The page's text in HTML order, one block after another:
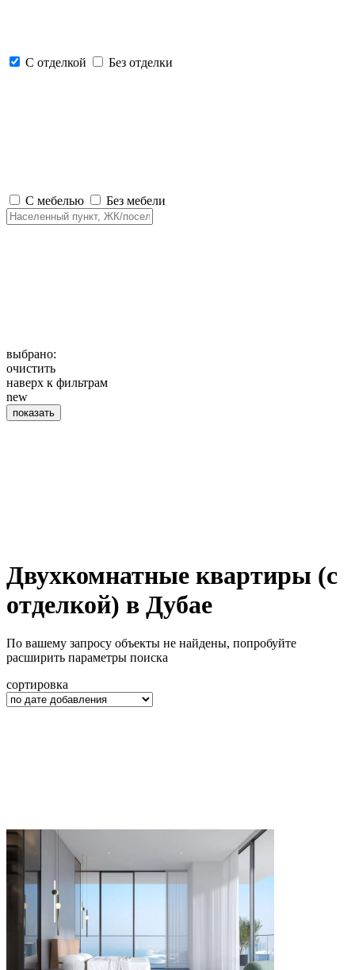
С отделкой Без отделки
С мебелью Без мебели
выбрано:
очистить
наверх к фильтрам
new
показать
Двухкомнатные квартиры (с
отделкой) в Дубае
По вашему запросу объекты не найдены, попробуйте
расширить параметры поиска
сортировка